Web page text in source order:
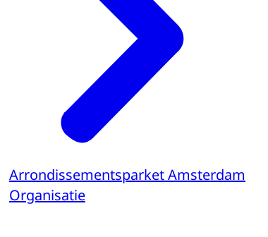
Arrondissementsparket Amsterdam
Organisatie